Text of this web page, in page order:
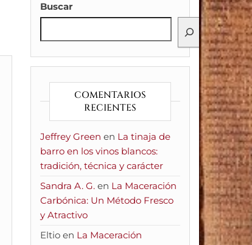
Buscar
COMENTARIOS
RECIENTES
Jeffrey Green en La tinaja de
barro en los vinos blancos:
tradición, técnica y carácter
Sandra A. G.en La Maceración
Carbónica: Un Método Fresco
y Atractivo
Eltioen La Maceración